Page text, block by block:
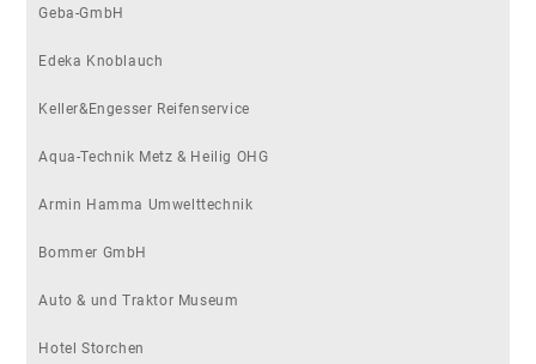
Geba-GmbH
Edeka Knoblauch
Keller&Engesser Reifenservice
Aqua-Technik Metz & Heilig OHG
Armin Hamma Umwelttechnik
Bommer GmbH
Auto & und Traktor Museum
Hotel Storchen